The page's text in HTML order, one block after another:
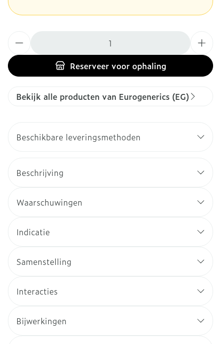
Reserveervoor ophaling
Bekijk alle producten van Eurogenerics (EG)
Beschikbare leveringsmethoden
Beschrijving
Waarschuwingen
Indicatie
Samenstelling
Interacties
Bijwerkingen